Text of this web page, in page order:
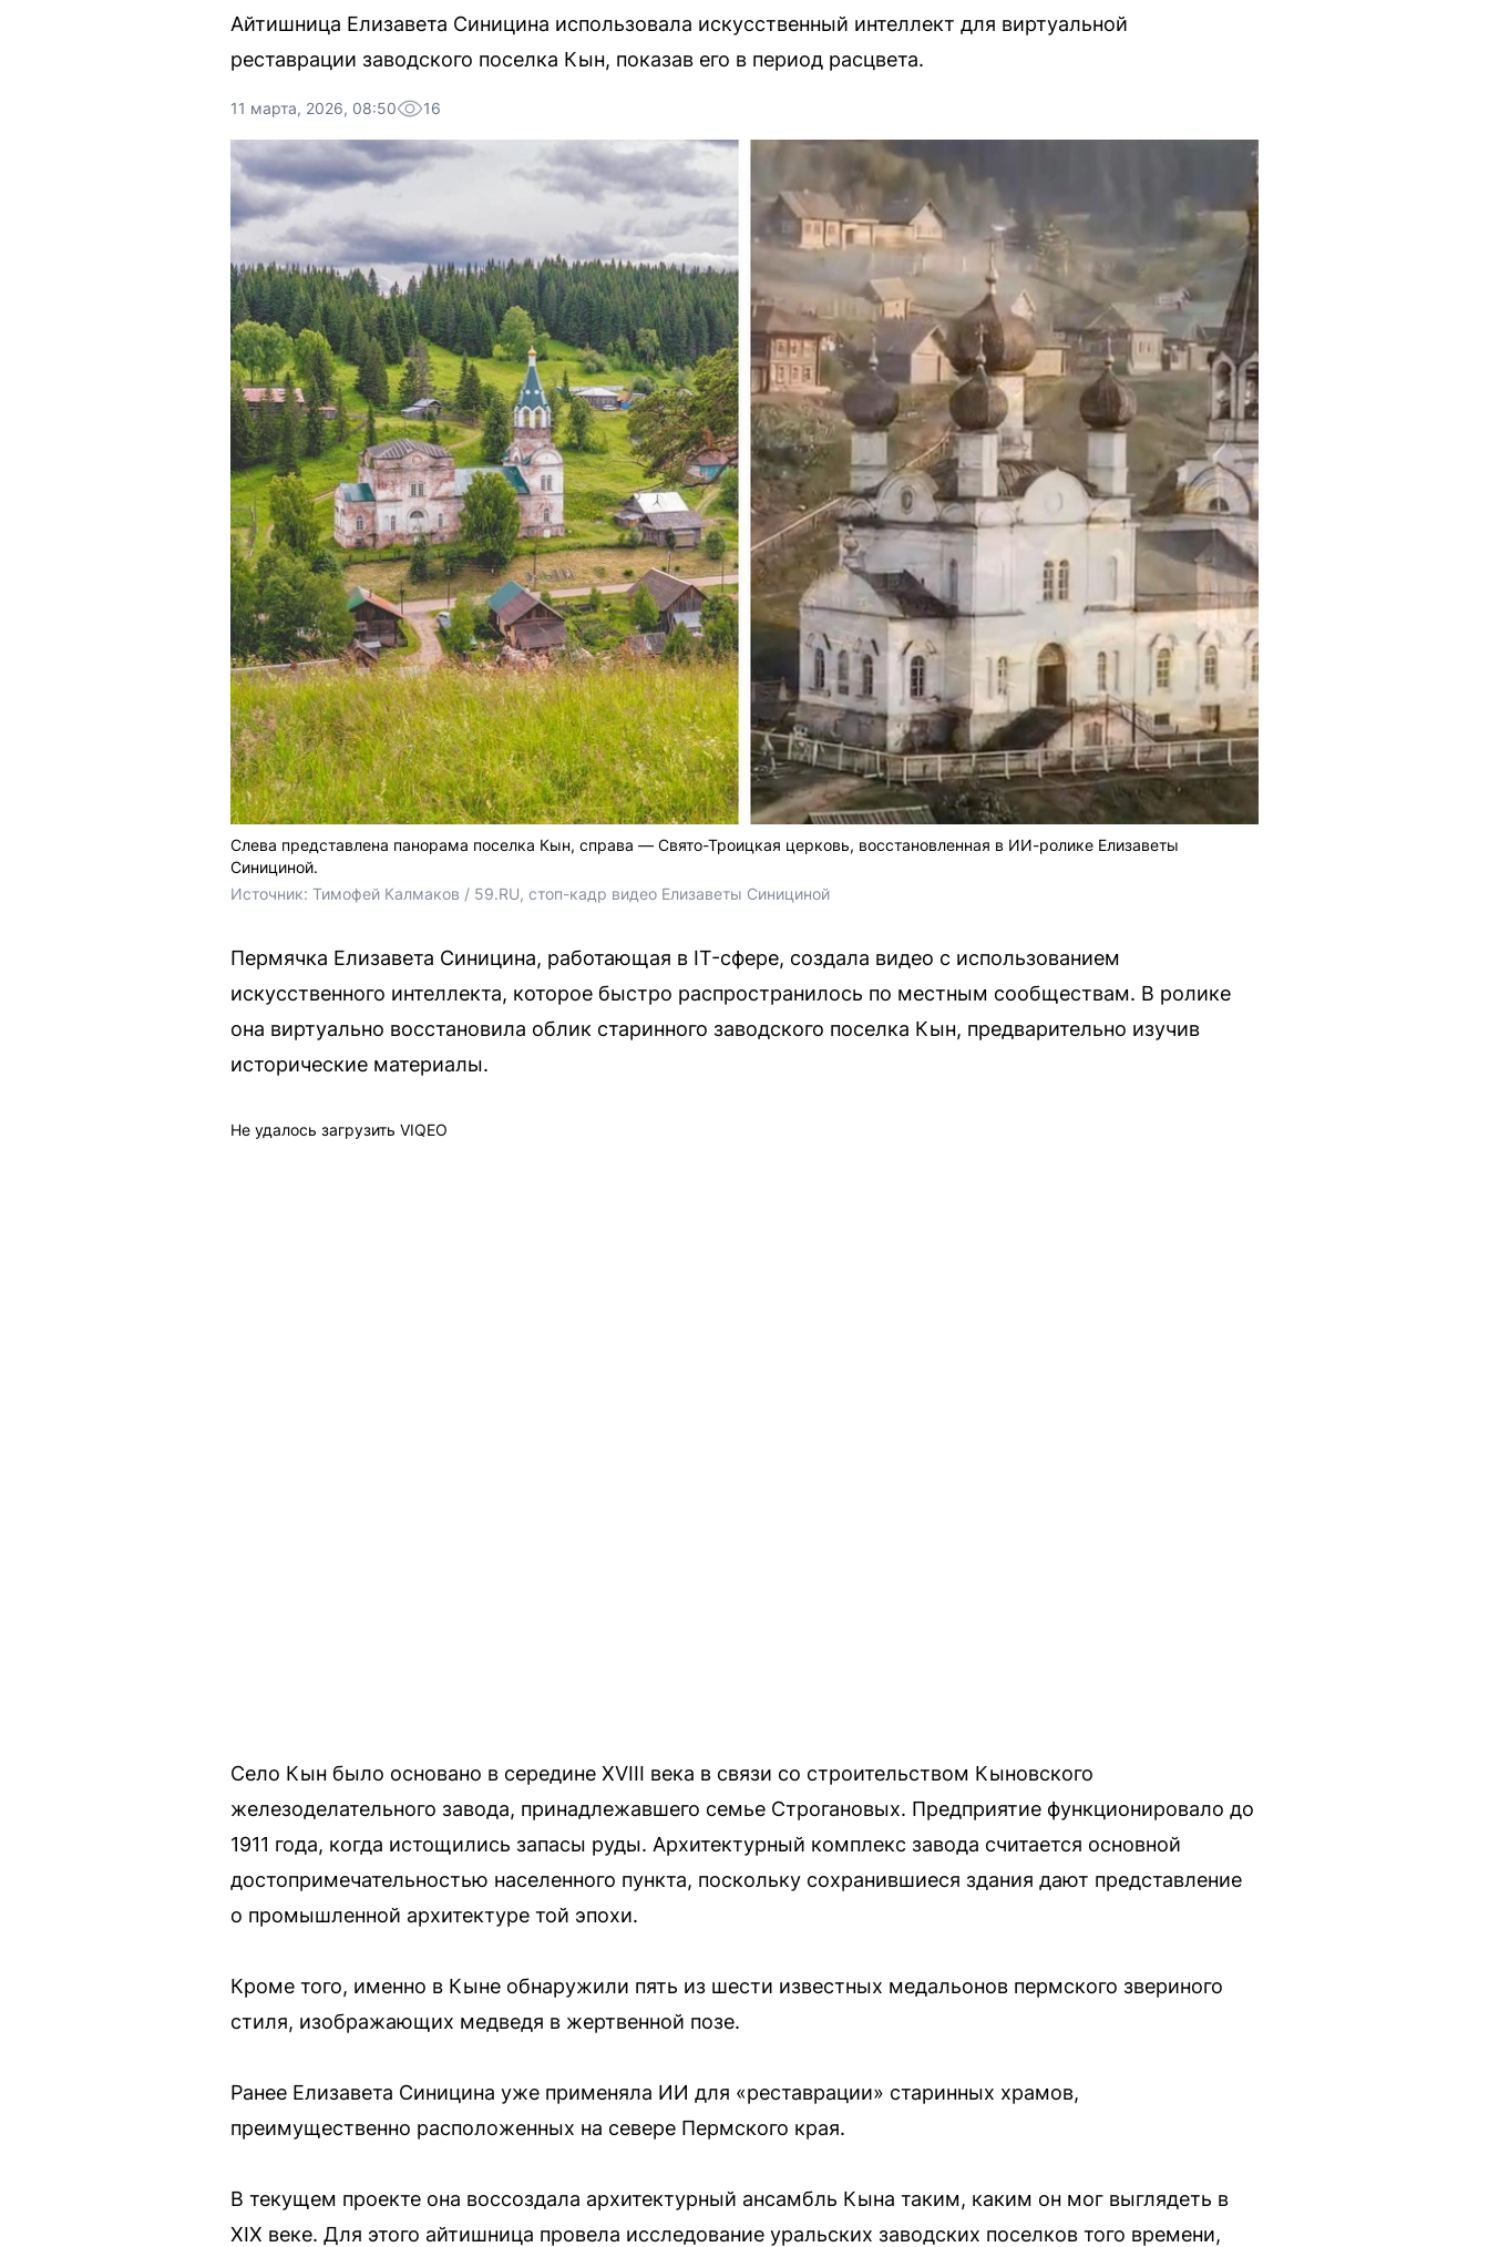
Айтишница Елизавета Синицина использовала искусственный интеллект для виртуальной
реставрации заводского поселка Кын, показав его в период расцвета.
11 марта, 2026, 08:50 16
Слева представлена панорама поселка Кын, справа — Свято-Троицкая церковь, восстановленная в ИИ-ролике Елизаветы
Синициной.
Источник: Тимофей Калмаков / 59.RU, стоп-кадр видео Елизаветы Синициной
Пермячка Елизавета Синицина, работающая в IT-сфере, создала видео с использованием
искусственного интеллекта, которое быстро распространилось по местным сообществам. В ролике
она виртуально восстановила облик старинного заводского поселка Кын, предварительно изучив
исторические материалы.
Не удалось загрузить VIQEO
Село Кын было основано в середине XVIII века в связи со строительством Кыновского
железоделательного завода, принадлежавшего семье Строгановых. Предприятие функционировало до
1911 года, когда истощились запасы руды. Архитектурный комплекс завода считается основной
достопримечательностью населенного пункта, поскольку сохранившиеся здания дают представление
о промышленной архитектуре той эпохи.
Кроме того, именно в Кыне обнаружили пять из шести известных медальонов пермского звериного
стиля, изображающих медведя в жертвенной позе.
Ранее Елизавета Синицина уже применяла ИИ для «реставрации» старинных храмов,
преимущественно расположенных на севере Пермского края.
В текущем проекте она воссоздала архитектурный ансамбль Кына таким, каким он мог выглядеть в
XIX веке. Для этого айтишница провела исследование уральских заводских поселков того времени,